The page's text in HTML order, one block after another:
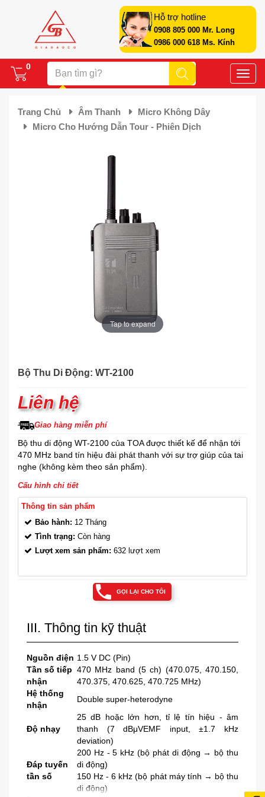
Hỗ trợ hotline
0908 805 000 Mr. Long
0986 000 618 Ms. Kính
Toggle
0
Trang Chủ Âm Thanh
Micro Không Dây
Micro Cho Hướng Dẫn Tour - Phiên Dịch
Tap to expand
Bộ Thu Di Động: WT-2100
Liên hệ
Giao hàng miễn phí
Bộ thu di động WT-2100 của TOA được thiết kế để nhận tới
470 MHz band tín hiệu đài phát thanh với sự trợ giúp của tai
nghe (không kèm theo sản phẩm).
Cấu hình chi tiết
Thông tin sản phẩm
Bảo hành: 12 Tháng
Tình trạng: Còn hàng
Lượt xem sản phẩm: 632 lượt xem
GỌI LẠI CHO TÔI
III. Thông tin kỹ thuật
Nguồn điện 1.5 V DC (Pin)
Tần số tiếp
nhận
470 MHz band (5 ch) (470.075, 470.150,
470.375, 470.625, 470.725 MHz)
Hệ thống
nhận
Double super-heterodyne
Độ nhạy
25 dB hoặc lớn hơn, tỉ lệ tín hiệu - âm
thanh (7 dBμVEMF input, ±1.7 kHz
deviation)
Đáp tuyến
tần số
200 Hz - 5 kHz (bộ phát di động → bộ thu
di động)
150 Hz - 6 kHz (bộ phát máy tính → bộ thu
di động)